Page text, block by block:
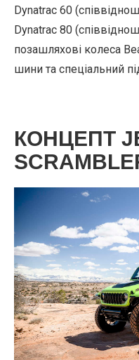
Dynatrac 60
Dynatrac 80
позашляхові колеса
шини та спеціальний
КОНЦЕПТ